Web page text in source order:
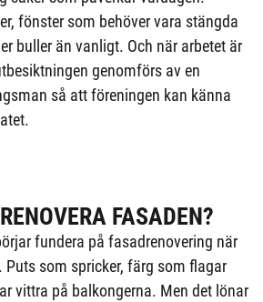
fönster som behöver vara stängda
buller än vanligt. Och när arbetet är
genomförs av en
så att föreningen kan känna
FASADEN?
fundera på fasadrenovering när
Puts som spricker, färg som flagar
vittra på balkongerna. Men det lönar